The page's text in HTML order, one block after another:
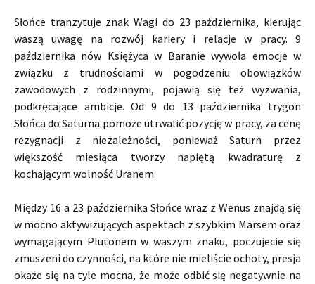
Słońce tranzytuje znak Wagi do 23 października, kierując
waszą uwagę na rozwój kariery i relacje w pracy. 9
października nów Księżyca w Baranie wywoła emocje w
związku z trudnościami w pogodzeniu obowiązków
zawodowych z rodzinnymi, pojawią się też wyzwania,
podkręcające ambicje. Od 9 do 13 października trygon
Słońca do Saturna pomoże utrwalić pozycję w pracy, za cenę
rezygnacji z niezależności, ponieważ Saturn przez
większość miesiąca tworzy napiętą kwadraturę z
kochającym wolność Uranem.
Między 16 a 23 października Słońce wraz z Wenus znajdą się
w mocno aktywizujących aspektach z szybkim Marsem oraz
wymagającym Plutonem w waszym znaku, poczujecie się
zmuszeni do czynności, na które nie mieliście ochoty, presja
okaże się na tyle mocna, że może odbić się negatywnie na